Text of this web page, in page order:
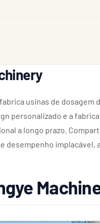
usinas de
personalizado e a
a longo prazo.
desempenho implacável,